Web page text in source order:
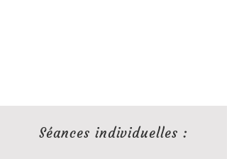
Séances individuelles :